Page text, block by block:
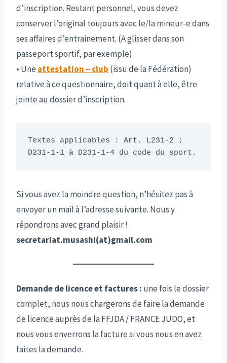
d’inscription. Restant personnel, vous devez
conserver l’original toujours avec le/la mineur-e dans
ses affaires d’entrainement. (A glisser dans son
passeport sportif, par exemple)
• Une attestation – club (issu de la Fédération)
relative à ce questionnaire, doit quant à elle, être
jointe au dossier d’inscription.
Textes applicables : Art. L231-2 ;
D231-1-1 à D231-1-4 du code du sport.
Si vous avez la moindre question, n’hésitez pas à
envoyer un mail à l’adresse suivante. Nous y
répondrons avec grand plaisir !
secretariat.musashi(at)gmail.com
Demande de licence et factures : une fois le dossier
complet, nous nous chargerons de faire la demande
de licence auprès de la FFJDA / FRANCE JUDO, et
nous vous enverrons la facture si vous nous en avez
faites la demande.